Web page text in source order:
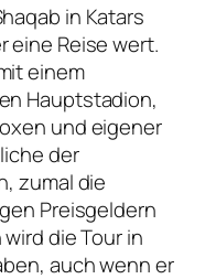
in Katars
eine Reise wert.
einem
Hauptstadion,
und eigener
der
zumal die
Preisgeldern
die Tour in
auch wenn er